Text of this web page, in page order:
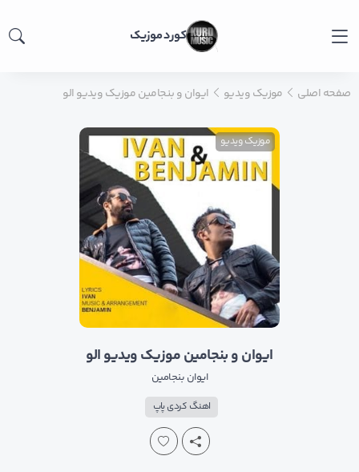
کورد موزیک
صفحه اصلی موزیک ویدیو ایوان و بنجامین موزیک ویدیو الو
موزیک ویدیو
ایوان و بنجامین موزیک ویدیو الو
ایوان بنجامین
اهنگ کردی پاپ